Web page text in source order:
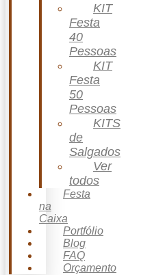
KIT
Festa
40
Pessoas
KIT
Festa
50
Pessoas
KITS
de
Salgados
Ver
todos
Festa
na
Caixa
Portfólio
Blog
FAQ
Orçamento